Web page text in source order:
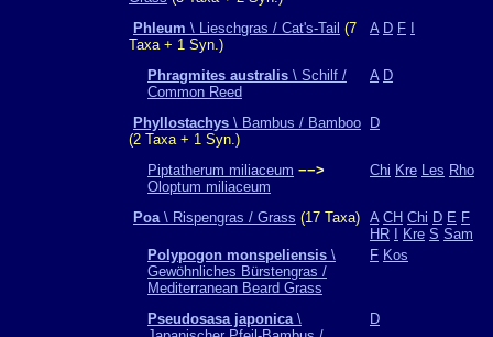
Phleum \ Lieschgras / Cat's-Tail (7
Taxa + 1 Syn.)
A D F
Phragmites australis \ Schilf /
Common Reed
A D
Phyllostachys \ Bambus / Bamboo
(2 Taxa + 1 Syn.)
D
Piptatherum miliaceum −−>
Oloptum miliaceum
Chi Kre Les Rho
Poa\ Rispengras / Grass (17 Taxa) A CH Chi D E F
HR
Kre S Sam
Polypogon monspeliensis \
Gewöhnliches Bürstengras /
Mediterranean Beard Grass
F Kos
Pseudosasa japonica\
D